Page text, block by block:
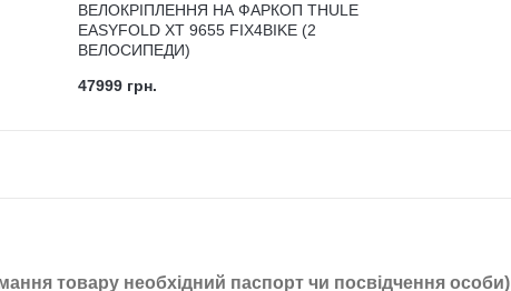
ВЕЛОКРІПЛЕННЯ НА ФАРКОП THULE
EASYFOLD XT 9655 FIX4BIKE (2
ВЕЛОСИПЕДИ)
47999 грн.
товару необхідний паспорт чи посвідчення особи)